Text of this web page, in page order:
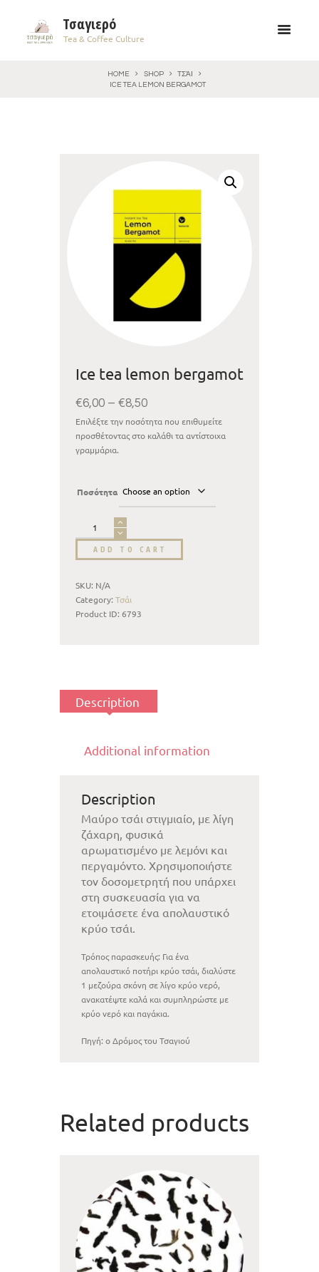
Τσαγιερό
Tea & Coffee Culture
HOME SHOP
ΤΣΆΙ
ICE TEA LEMON BERGAMOT
Ice tea lemon bergamot
€6,00 – €8,50
Επιλέξτε την ποσότητα που επιθυμείτε
προσθέτοντας στο καλάθι τα αντίστοιχα
γραμμάρια.
Ποσότητα
ADD TO CART
SKU: N/A
Category: Τσάι
Product ID: 6793
Description
Additional information
Description
Μαύρο τσάι στιγμιαίο, με λίγη
ζάχαρη, φυσικά
αρωματισμένο με λεμόνι και
περγαμόντο. Χρησιμοποιήστε
τον δοσομετρητή που υπάρχει
στη συσκευασία για να
ετοιμάσετε ένα απολαυστικό
κρύο τσάι.
Τρόπος παρασκευής: Για ένα
απολαυστικό ποτήρι κρύο τσάι, διαλύστε
1 μεζούρα σκόνη σε λίγο κρύο νερό,
ανακατέψτε καλά και συμπληρώστε με
κρύο νερό και παγάκια.
Πηγή: ο Δρόμος του Τσαγιού
Related products